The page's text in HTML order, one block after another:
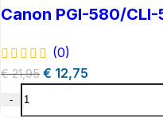
Canon PGI-580/
(0)
€21,95 € 12,75
-